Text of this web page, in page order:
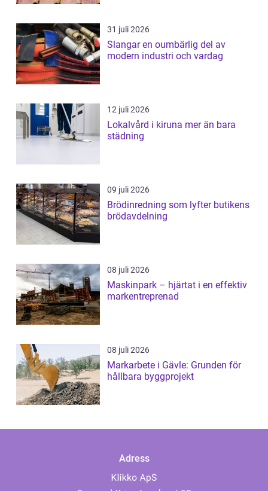
31 juli 2026
Slangar en oumbärlig del av
modern industri och vardag
12 juli 2026
Lokalvård i kiruna mer än bara
städning
09 juli 2026
Brödinredning som lyfter butikens
brödavdelning
08 juli 2026
Maskinpark – hjärtat i en effektiv
markentreprenad
08 juli 2026
Markarbete i Gävle: Grunden för
hållbara byggprojekt
Adress